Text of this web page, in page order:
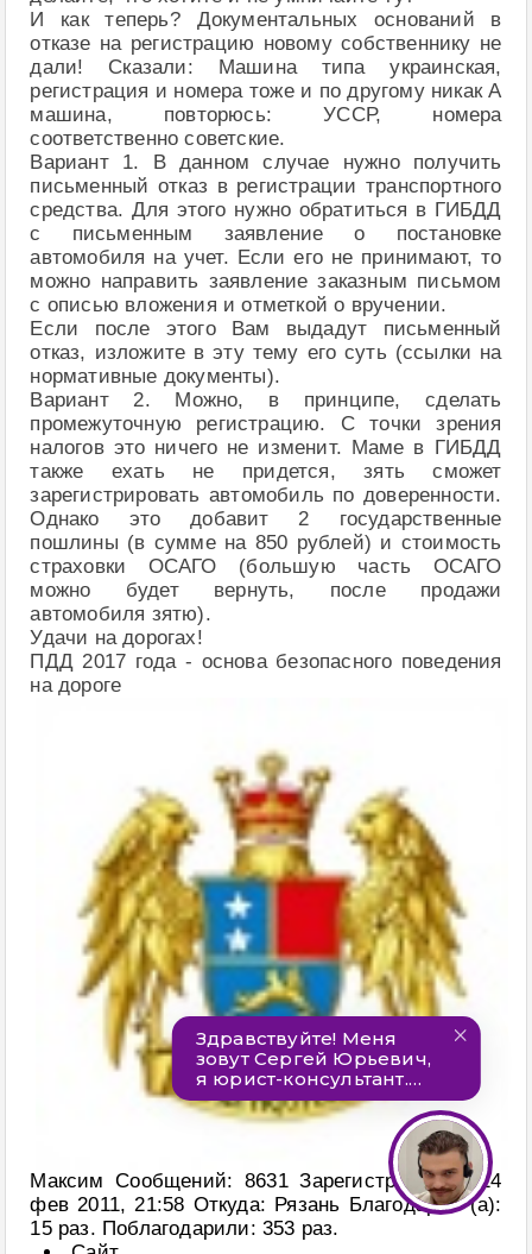
И как теперь? Документальных оснований в
отказе на регистрацию новому собственнику не
дали! Сказали: Машина типа украинская,
регистрация и номера тоже и по другому никак А
машина, повторюсь: УССР, номера
соответственно советские.
Вариант 1. В данном случае нужно получить
письменный отказ в регистрации транспортного
средства. Для этого нужно обратиться в ГИБДД
с письменным заявление о постановке
автомобиля на учет. Если его не принимают, то
можно направить заявление заказным письмом
с описью вложения и отметкой о вручении.
Если после этого Вам выдадут письменный
отказ, изложите в эту тему его суть (ссылки на
нормативные документы).
Вариант 2. Можно, в принципе, сделать
промежуточную регистрацию. С точки зрения
налогов это ничего не изменит. Маме в ГИБДД
также ехать не придется, зять сможет
зарегистрировать автомобиль по доверенности.
Однако это добавит 2 государственные
пошлины (в сумме на 850 рублей) и стоимость
страховки ОСАГО (большую часть ОСАГО
можно будет вернуть, после продажи
автомобиля зятю).
Удачи на дорогах!
ПДД 2017 года - основа безопасного поведения
на дороге
Максим Сообщений: 8631 Зарегистрирован: 14
фев 2011, 21:58 Откуда: Рязань Благодарил (а):
15 раз. Поблагодарили: 353 раз.